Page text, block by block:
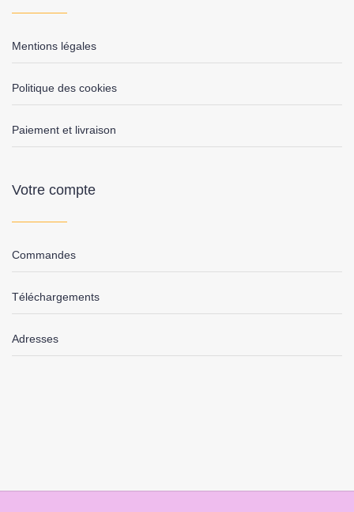
Mentions légales
Politique des cookies
Paiement et livraison
Votre compte
Commandes
Téléchargements
Adresses